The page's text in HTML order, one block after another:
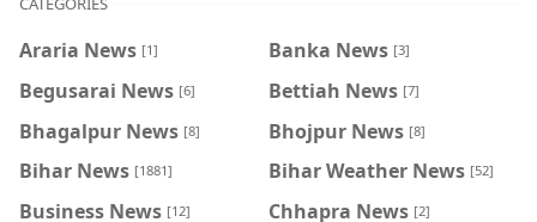
Araria News [1] Banka News [3]
Begusarai News [6] Bettiah News [7]
Bhagalpur News [8] Bhojpur News [8]
Bihar News [1881] Bihar Weather News [52]
Business News [12] Chhapra News [2]